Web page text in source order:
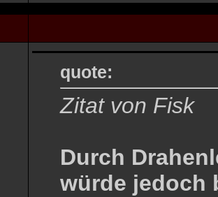
quote:
Zitat von Fisk
Durch
würde jedoch